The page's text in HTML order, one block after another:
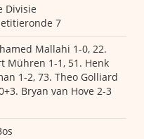
Divisie
7
Mallahi 1-0, 22.
Mühren 1-1, 51. Henk
1-2, 73. Theo Golliard
Bryan van Hove 2-3